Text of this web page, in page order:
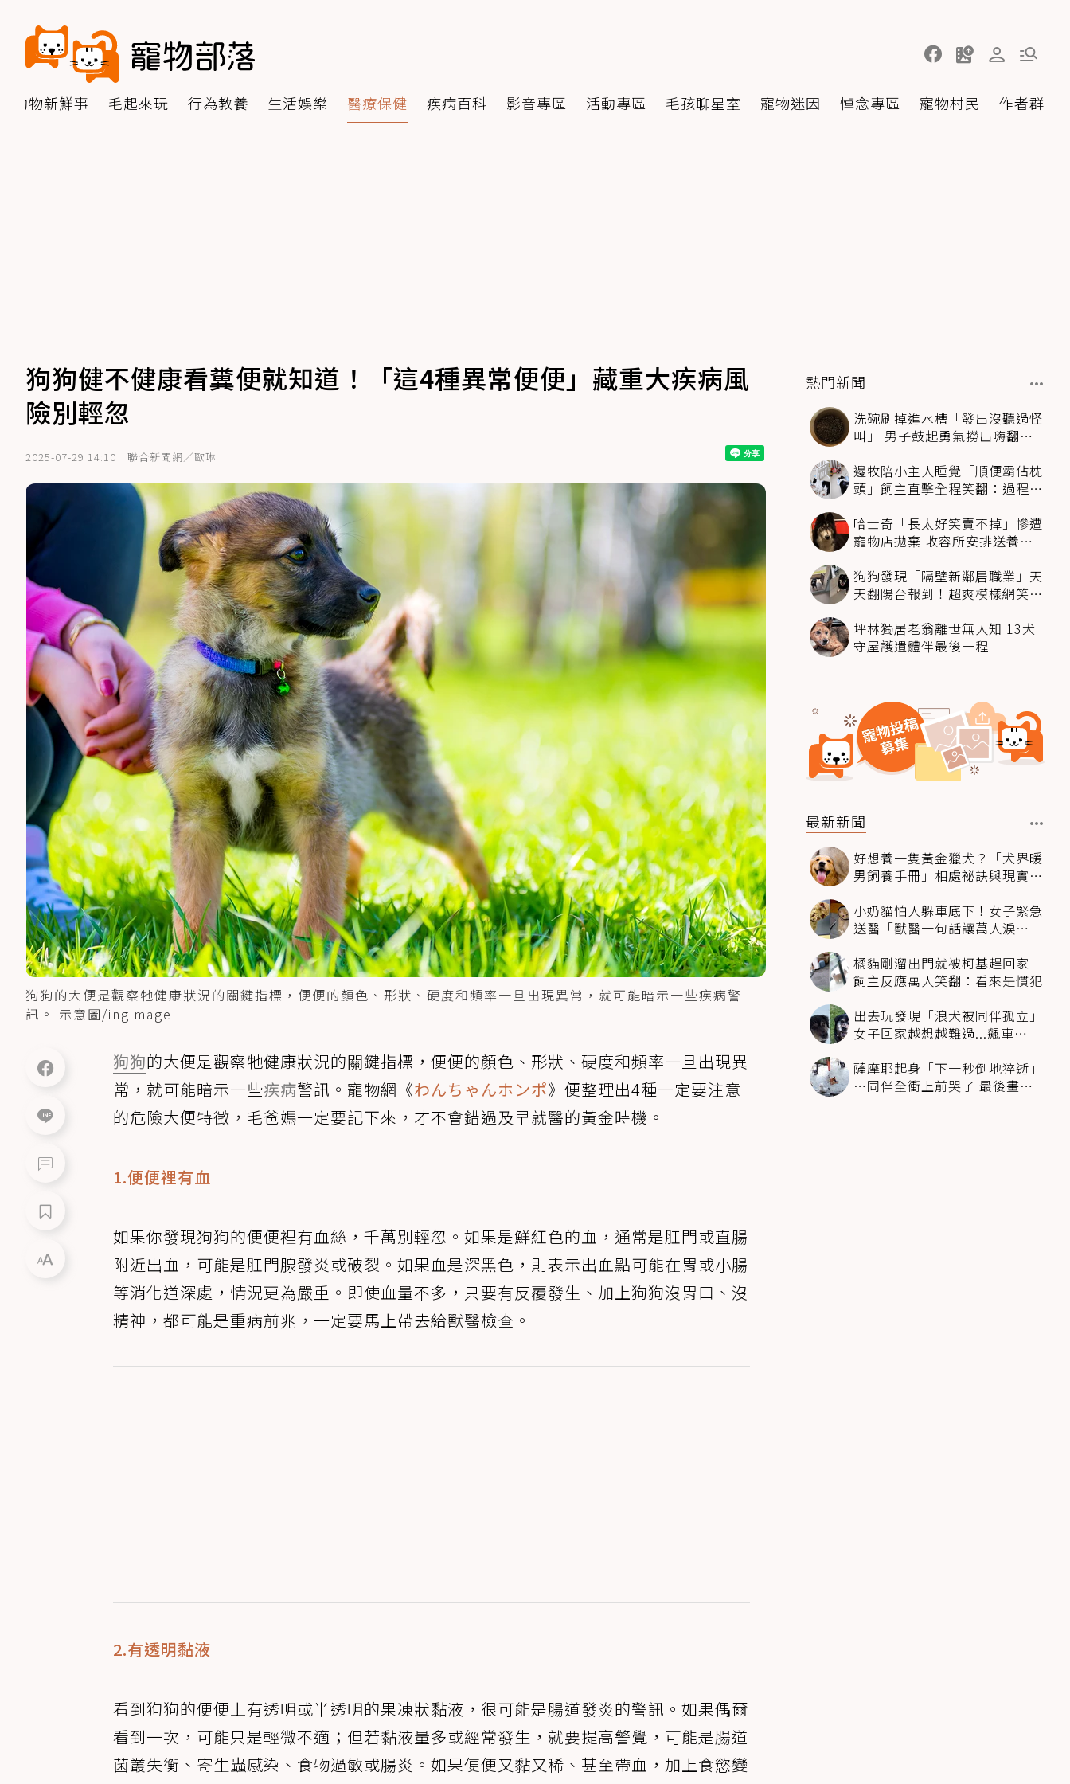
動物新鮮事 毛起來玩 行為教養 生活娛樂 醫療保健 疾病百科 影音專區 活動專區 毛孩聊星室 寵物迷因 悼念專區 寵物村民 作者群
狗狗健不健康看糞便就知道！「這4種異常便便」藏重大疾病風
險別輕忽
2025-07-29 14:10 聯合新聞網／歐琳
狗狗的大便是觀察牠健康狀況的關鍵指標，便便的顏色、形狀、硬度和頻率一旦出現異常，就可能暗示一些疾病警
訊。 示意圖/ingimage
狗狗的大便是觀察牠健康狀況的關鍵指標，便便的顏色、形狀、硬度和頻率一旦出現異
常，就可能暗示一些疾病警訊。寵物網《わんちゃんホンポ》便整理出4種一定要注意
的危險大便特徵，毛爸媽一定要記下來，才不會錯過及早就醫的黃金時機。
1.便便裡有血
如果你發現狗狗的便便裡有血絲，千萬別輕忽。如果是鮮紅色的血，通常是肛門或直腸
附近出血，可能是肛門腺發炎或破裂。如果血是深黑色，則表示出血點可能在胃或小腸
等消化道深處，情況更為嚴重。即使血量不多，只要有反覆發生、加上狗狗沒胃口、沒
精神，都可能是重病前兆，一定要馬上帶去給獸醫檢查。
2.有透明黏液
看到狗狗的便便上有透明或半透明的果凍狀黏液，很可能是腸道發炎的警訊。如果偶爾
看到一次，可能只是輕微不適；但若黏液量多或經常發生，就要提高警覺，可能是腸道
菌叢失衡、寄生蟲感染、食物過敏或腸炎。如果便便又黏又稀、甚至帶血，加上食慾變
熱門新聞
洗碗刷掉進水槽「發出沒聽過怪
叫」 男子鼓起勇氣撈出嗨翻：
邊牧陪小主人睡覺「順便霸佔枕
頭」飼主直擊全程笑翻：過程絲
哈士奇「長太好笑賣不掉」慘遭
寵物店拋棄 收容所安排送養活
狗狗發現「隔壁新鄰居職業」天
天翻陽台報到！超爽模樣網笑
坪林獨居老翁離世無人知 13犬
守屋護遺體伴最後一程
最新新聞
好想養一隻黃金獵犬？「犬界暖
男飼養手冊」相處祕訣與現實面
小奶貓怕人躲車底下！女子緊急
送醫「獸醫一句話讓萬人淚
橘貓剛溜出門就被柯基趕回家
飼主反應萬人笑翻：看來是慣犯
出去玩發現「浪犬被同伴孤立」
女子回家越想越難過...飆車
薩摩耶起身「下一秒倒地猝逝」
…同伴全衝上前哭了 最後畫面